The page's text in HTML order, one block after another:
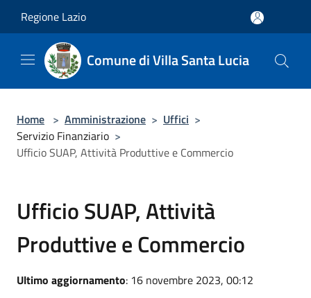
Regione Lazio
Comune di Villa Santa Lucia
Home > Amministrazione > Uffici >
Servizio Finanziario >
Ufficio SUAP, Attività Produttive e Commercio
Ufficio SUAP, Attività
Produttive e Commercio
Ultimo aggiornamento: 16 novembre 2023, 00:12